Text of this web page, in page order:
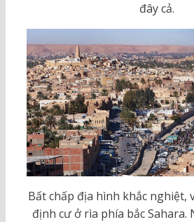
đây cả.
Bất chấp địa hình khắc nghiệt,
định cư ở rìa phía bắc Sahara.